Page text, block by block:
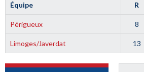
Équipe R
Périgueux 8
Limoges/Javerdat 13